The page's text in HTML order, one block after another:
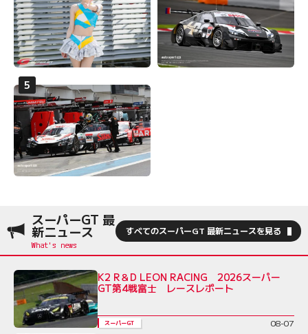
スーパーGT 最
新ニュース すべてのスーパーGT 最新ニュースを見る
K2 R＆D LEON RACING 2026スーパー
GT第4戦富士 レースレポート
スーパーGT 08-07